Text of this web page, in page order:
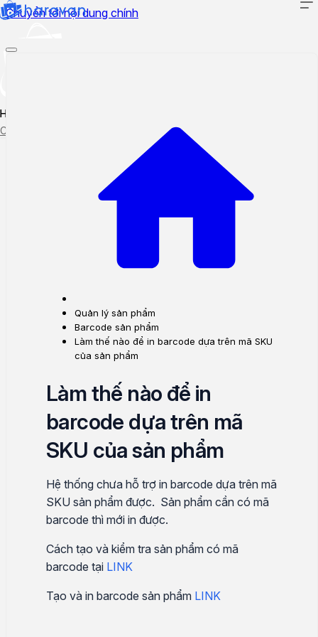
Chuyển tới nội dung chính
Hướng dẫn sử dụng
Cập nhật tính năng mới
Theo dõi ticket
Quản lý sản phẩm
Barcode sản phẩm
Làm thế nào để in barcode dựa trên mã SKU
của sản phẩm
Làm thế nào để in
barcode dựa trên mã
SKU của sản phẩm
Hệ thống chưa hỗ trợ in barcode dựa trên mã
SKU sản phẩm được. Sản phẩm cần có mã
barcode thì mới in được.
Cách tạo và kiểm tra sản phẩm có mã
barcode tại LINK
Tạo và in barcode sản phẩm LINK